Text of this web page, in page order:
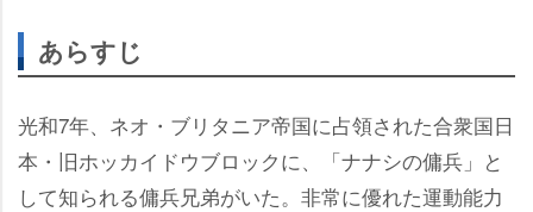
あらすじ
光和7年、ネオ・ブリタニア帝国に占領された合衆国日
本・旧ホッカイドウブロックに、「ナナシの傭兵」と
して知られる傭兵兄弟がいた。非常に優れた運動能力